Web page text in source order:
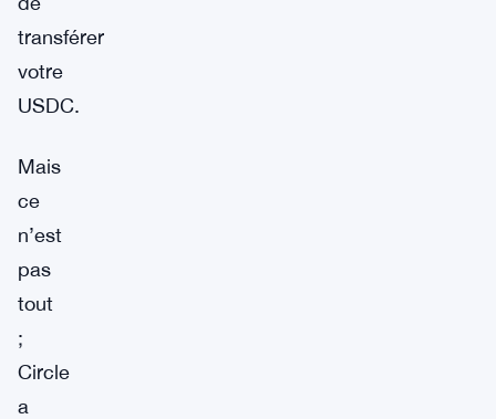
transférer
votre
USDC.
Mais
ce
n’est
pas
tout
;
Circle
a